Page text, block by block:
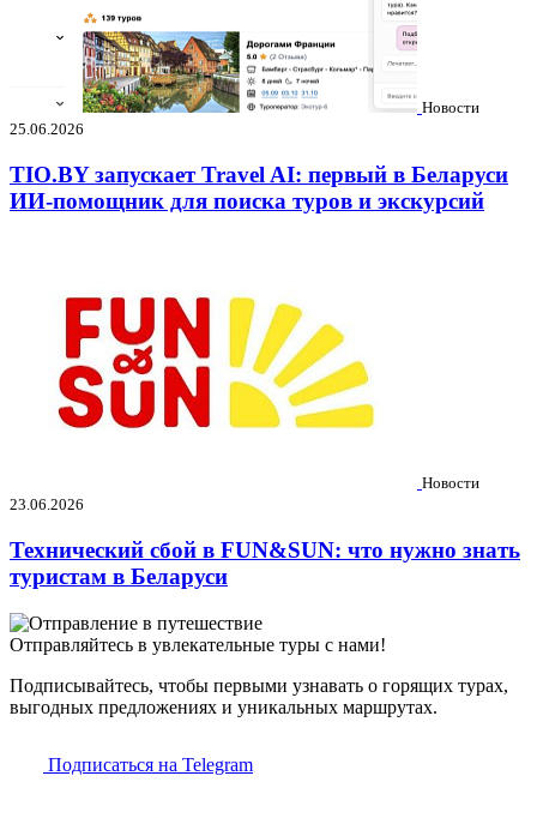
Новости
25.06.2026
TIO.BY запускает Travel AI: первый в Беларуси
ИИ-помощник для поиска туров и экскурсий
Новости
23.06.2026
Технический сбой в FUN&SUN: что нужно знать
туристам в Беларуси
Отправляйтесь в увлекательные туры с нами!
Подписывайтесь, чтобы первыми узнавать о горящих турах,
выгодных предложениях и уникальных маршрутах.
Подписаться на Telegram